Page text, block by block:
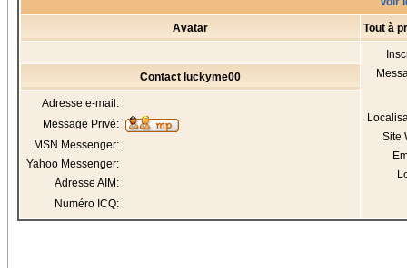
Avatar Tout à
Site
Contact luckyme00
Adresse e-mail:
Message Privé:
MSN Messenger:
Yahoo Messenger:
Adresse AIM:
Numéro ICQ: